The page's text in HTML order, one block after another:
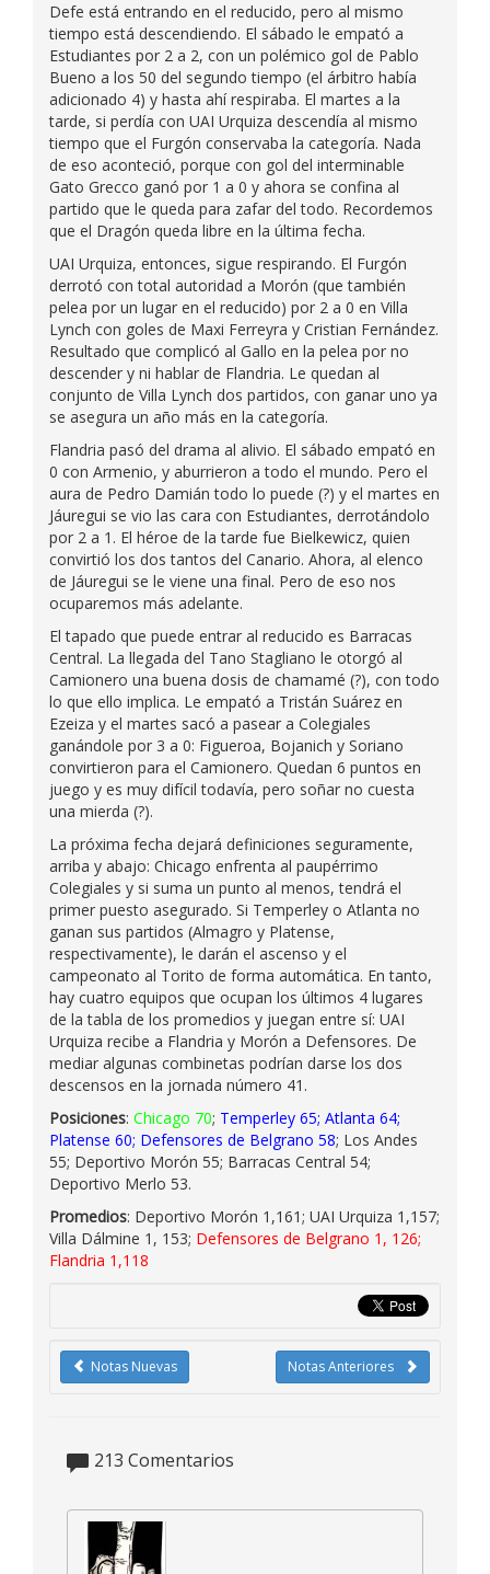
Defe está entrando en el reducido, pero al mismo
tiempo está descendiendo. El sábado le empató a
Estudiantes por 2 a 2, con un polémico gol de Pablo
Bueno a los 50 del segundo tiempo (el árbitro había
adicionado 4) y hasta ahí respiraba. El martes a la
tarde, si perdía con UAI Urquiza descendía al mismo
tiempo que el Furgón conservaba la categoría. Nada
de eso aconteció, porque con gol del interminable
Gato Grecco ganó por 1 a 0 y ahora se confina al
partido que le queda para zafar del todo. Recordemos
que el Dragón queda libre en la última fecha.
UAI Urquiza, entonces, sigue respirando. El Furgón
derrotó con total autoridad a Morón (que también
pelea por un lugar en el reducido) por 2 a 0 en Villa
Lynch con goles de Maxi Ferreyra y Cristian Fernández.
Resultado que complicó al Gallo en la pelea por no
descender y ni hablar de Flandria. Le quedan al
conjunto de Villa Lynch dos partidos, con ganar uno ya
se asegura un año más en la categoría.
Flandria pasó del drama al alivio. El sábado empató en
0 con Armenio, y aburrieron a todo el mundo. Pero el
aura de Pedro Damián todo lo puede (?) y el martes en
Jáuregui se vio las cara con Estudiantes, derrotándolo
por 2 a 1. El héroe de la tarde fue Bielkewicz, quien
convirtió los dos tantos del Canario. Ahora, al elenco
de Jáuregui se le viene una final. Pero de eso nos
ocuparemos más adelante.
El tapado que puede entrar al reducido es Barracas
Central. La llegada del Tano Stagliano le otorgó al
Camionero una buena dosis de chamamé (?), con todo
lo que ello implica. Le empató a Tristán Suárez en
Ezeiza y el martes sacó a pasear a Colegiales
ganándole por 3 a 0: Figueroa, Bojanich y Soriano
convirtieron para el Camionero. Quedan 6 puntos en
juego y es muy difícil todavía, pero soñar no cuesta
una mierda (?).
La próxima fecha dejará definiciones seguramente,
arriba y abajo: Chicago enfrenta al paupérrimo
Colegiales y si suma un punto al menos, tendrá el
primer puesto asegurado. Si Temperley o Atlanta no
ganan sus partidos (Almagro y Platense,
respectivamente), le darán el ascenso y el
campeonato al Torito de forma automática. En tanto,
hay cuatro equipos que ocupan los últimos 4 lugares
de la tabla de los promedios y juegan entre sí: UAI
Urquiza recibe a Flandria y Morón a Defensores. De
mediar algunas combinetas podrían darse los dos
descensos en la jornada número 41.
Posiciones: Chicago 70; Temperley 65; Atlanta 64;
Platense 60; Defensores de Belgrano 58; Los Andes
55; Deportivo Morón 55; Barracas Central 54;
Deportivo Merlo 53.
Promedios: Deportivo Morón 1,161; UAI Urquiza 1,157;
Villa Dálmine 1, 153; Defensores de Belgrano 1, 126;
Flandria 1,118
Notas Anteriores
Notas Nuevas
213 Comentarios